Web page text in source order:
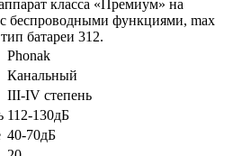
класса «Премиум» на
беспроводными функциями, max
батареи 312.
Phonak
Канальный
III-IV степень
112-130дБ
40-70дБ